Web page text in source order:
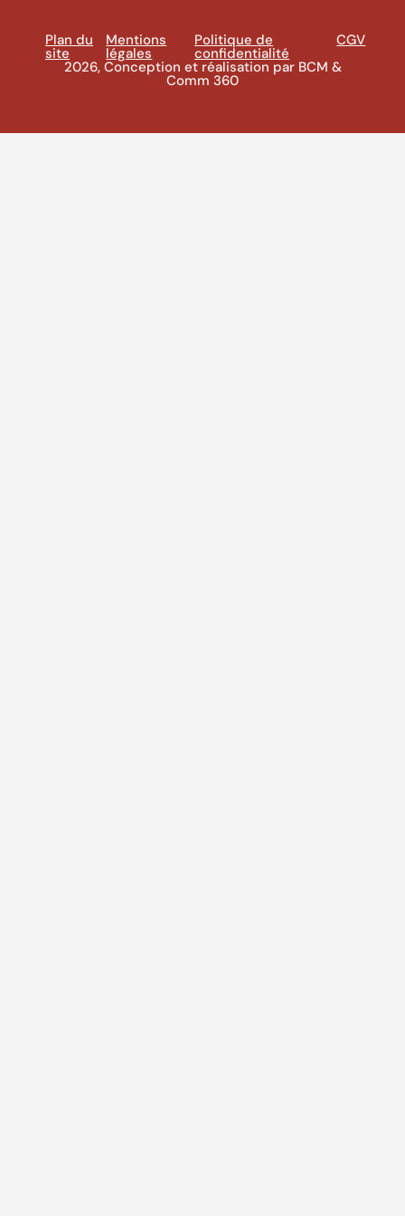
Plan du
site
Mentions
légales
Politique de
confidentialité
CGV
2026, Conception et réalisation par BCM &
Comm 360